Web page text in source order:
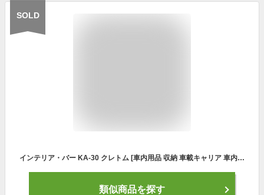
SOLD
インテリア・バー KA-30 クレトム [車内用品 収納 車載キャリア 車内キャリア ハンガーバー]
類似商品を探す